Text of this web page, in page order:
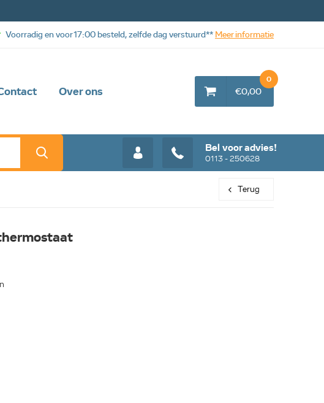
Over ons
Bel voor advies!
0113 - 250628
€0,00
0
Voorradig en voor 17:00 besteld, zelfde dag verstuurd** Meer informatie
Terug